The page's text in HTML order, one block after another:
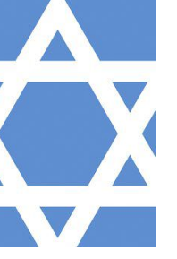
20.08.2020
ISBN: 978-3-99050-
171-9